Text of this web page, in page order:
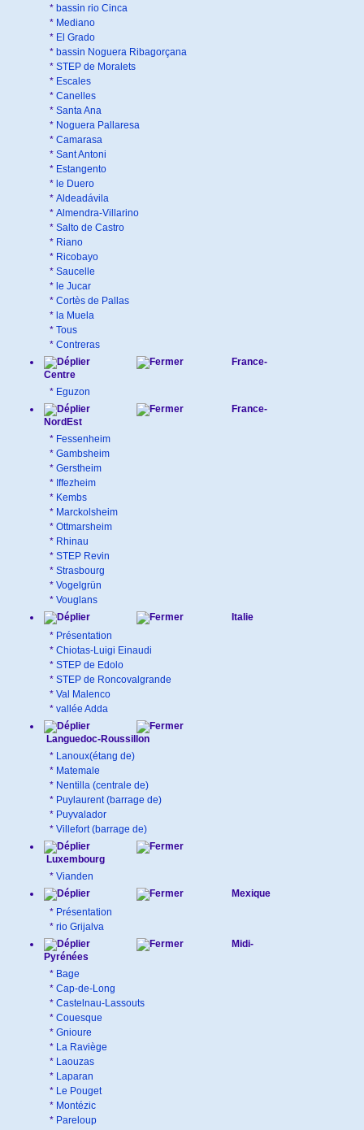
* bassin rio Cinca
* Mediano
* El Grado
* bassin Noguera Ribagorçana
* STEP de Moralets
* Escales
* Canelles
* Santa Ana
* Noguera Pallaresa
* Camarasa
* Sant Antoni
* Estangento
* le Duero
* Aldeadávila
* Almendra-Villarino
* Salto de Castro
* Riano
* Ricobayo
* Saucelle
* le Jucar
* Cortès de Pallas
* la Muela
* Tous
* Contreras
France-
Centre
* Eguzon
France-
NordEst
* Fessenheim
* Gambsheim
* Gerstheim
* Iffezheim
* Kembs
* Marckolsheim
* Ottmarsheim
* Rhinau
* STEP Revin
* Strasbourg
* Vogelgrün
* Vouglans
Italie
* Présentation
* Chiotas-Luigi Einaudi
* STEP de Edolo
* STEP de Roncovalgrande
* Val Malenco
* vallée Adda
Languedoc-Roussillon
* Lanoux(étang de)
* Matemale
* Nentilla (centrale de)
* Puylaurent (barrage de)
* Puyvalador
* Villefort (barrage de)
Luxembourg
* Vianden
Mexique
* Présentation
* rio Grijalva
Midi-
Pyrénées
* Bage
* Cap-de-Long
* Castelnau-Lassouts
* Couesque
* Gnioure
* La Raviège
* Laouzas
* Laparan
* Le Pouget
* Montézic
* Pareloup